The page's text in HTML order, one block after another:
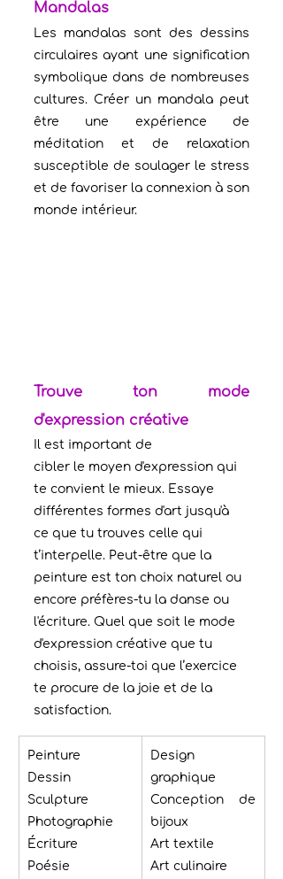
Mandalas
Les mandalas sont des dessins
circulaires ayant une signification
symbolique dans de nombreuses
cultures. Créer un mandala peut
être une expérience de
méditation et de relaxation
susceptible de soulager le stress
et de favoriser la connexion à son
monde intérieur.
Trouve ton mode
d'expression créative
Il est important de
cibler le moyen d'expression qui
te convient le mieux. Essaye
différentes formes d'art jusqu'à
ce que tu trouves celle qui
t’interpelle. Peut-être que la
peinture est ton choix naturel ou
encore préfères-tu la danse ou
l'écriture. Quel que soit le mode
d'expression créative que tu
choisis, assure-toi que l’exercice
te procure de la joie et de la
satisfaction.
Peinture
Dessin
Sculpture
Photographie
Écriture
Poésie
Design
graphique
Conception de
bijoux
Art textile
Art culinaire